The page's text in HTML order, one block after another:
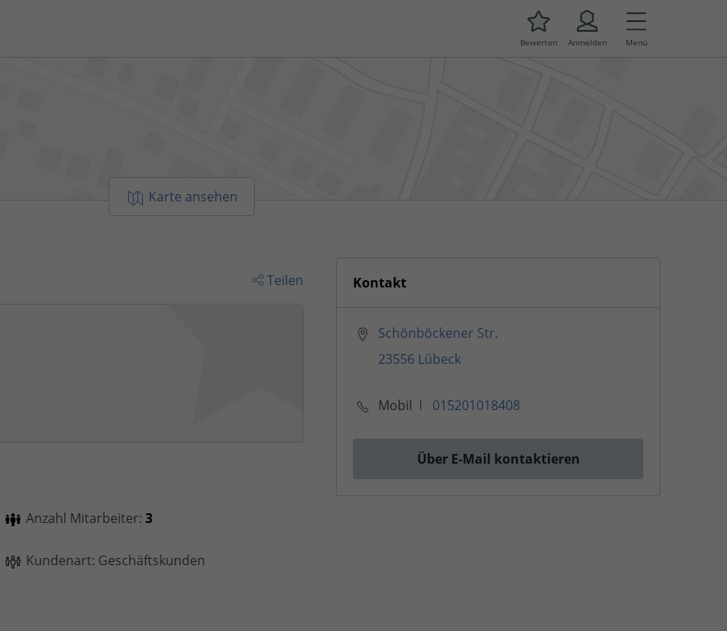
Bewerten Anmelden Menü
Karte ansehen
Teilen Kontakt
Schönböckener Str.
23556 Lübeck
Mobil 015201018408
Über E-Mail kontaktieren
Anzahl Mitarbeiter: 3
Kundenart: Geschäftskunden